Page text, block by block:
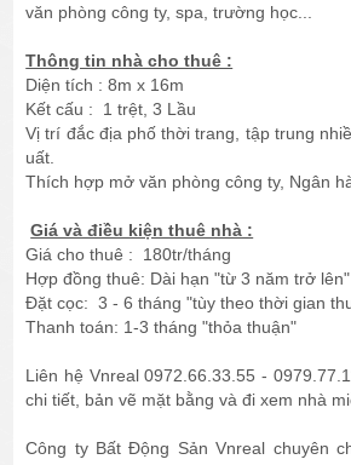
văn phòng công ty, spa, trường học...
Thông tin nhà cho thuê :
Diện tích : 8m x 16m
Kết cấu : 1 trệt, 3 Lầu
Vị trí đắc địa phố thời trang, tập trung
uất.
Thích hợp mở văn phòng công ty, Ngân
Giá và điều kiện thuê nhà :
Giá cho thuê : 180tr/tháng
Hợp đồng thuê: Dài hạn "từ 3 năm trở lên"
Đặt cọc: 3 - 6 tháng "tùy theo thời gian
Thanh toán: 1-3 tháng "thỏa thuận"
Liên hệ Vnreal 0972.66.33.55 -
chi tiết, bản vẽ mặt bằng và đi xem nhà
Công ty Bất Động Sản Vnreal chuyên